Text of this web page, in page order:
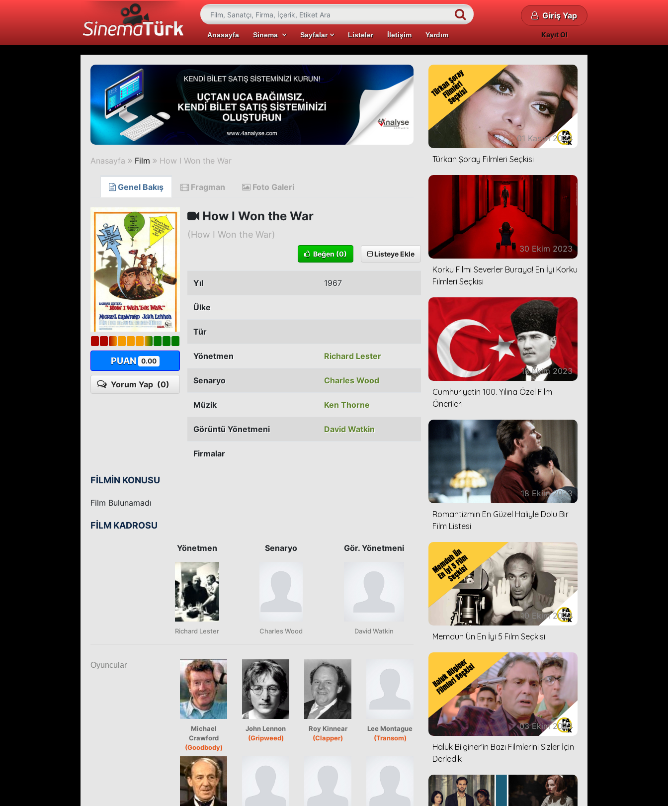
Anasayfa Sinema Sayfalar Listeler İletişim Yardım
Giriş Yap
Kayıt Ol
Anasayfa Film How I Won the War
Genel Bakış Fragman Foto Galeri
PUAN 0.00
Yorum Yap (0)
How I Won the War
(How I Won the War)
Beğen (0) Listeye Ekle
Yıl 1967
Ülke
Tür
Yönetmen Richard Lester
Senaryo Charles Wood
Müzik Ken Thorne
Görüntü Yönetmeni David Watkin
Firmalar
FİLMİN KONUSU
Film Bulunamadı
FİLM KADROSU
Yönetmen
Richard Lester
Senaryo
Charles Wood
Gör. Yönetmeni
David Watkin
Oyuncular
Michael
Crawford
(Goodbody)
John Lennon
(Gripweed)
Roy Kinnear
(Clapper)
Lee Montague
(Transom)
01 Kasım 2023
Türkan Şoray Filmleri Seçkisi
30 Ekim 2023
Korku Filmi Severler Buraya! En İyi Korku
Filmleri Seçkisi
18 Ekim 2023
Cumhuriyetin 100. Yılına Özel Film
Önerileri
18 Ekim 2023
Romantizmin En Güzel Haliyle Dolu Bir
Film Listesi
10 Ekim 2023
Memduh Ün En İyi 5 Film Seçkisi
03 Ekim 2023
Haluk Bilginer'in Bazı Filmlerini Sizler İçin
Derledik